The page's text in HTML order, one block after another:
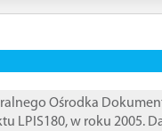
Ośrodka
LPIS180, w roku 2005.